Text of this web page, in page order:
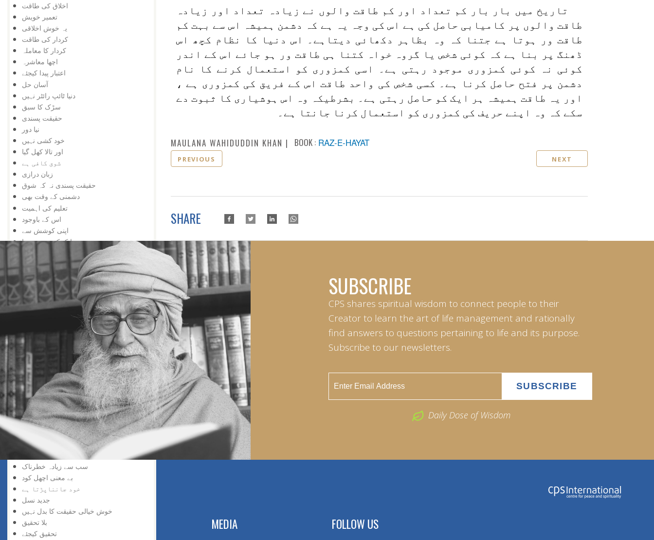
اخلاق کی طاقت
تعمیر خویش
یہ خوش اخلاقی
کردار کی طاقت
کردار کا معاملہ
اچھا معاشرہ
اعتبار پیدا کیجئے
آسان حل
دنیا ٹائپ رائٹر نہیں
سڑک کا سبق
حقیقت پسندی
نیا دور
خود کشی نہیں
اور تالا کھل گیا
شوق کافی ہے
زبان درازی
حقیقت پسندی نہ کہ شوق
دشمنی کے وقت بھی
تعلیم کی اہمیت
اس کے باوجود
اپنی کوشش سے
ایک کے بعد دوسرا
مواقع کا استعمال
ہار میں جیت
کامیابی کے لیے
کمی کی تلافی
بربادی کے بعد بھی
تم غریب نہیں ، دولت مند ہو
کمزوری نعمت ثابت ہوئی
سڑک بند ہے
افسوس نہ کیجئے
ناکامی زینہ بن گئی
سمجھ دار کون
تاریخ سازی
کوئی چیز مشکل نہیں
جواب کا صحیح طریقہ
عقل کا استعمال
لچک بھی ضروری ہے
مشتعل نہ ہو
محفوظ سفر
الٹی چھلانگ
سب سے زیادہ خطرناک
بے معنی اچھل کود
خود جانناپڑتا ہے
جدید نسل
خوش خیالی حقیقت کا بدل نہیں
بلا تحقیق
تحقیق کیجئے
تاریخ میں بار بار کم تعداد اور کم طاقت والوں نے زیادہ تعداد اور زیادہ
طاقت والوں پر کامیابی حاصل کی ہے اس کی وجہ یہ ہے کہ دشمن ہمیشہ اس سے بہت کم
طاقت ور ہوتا ہے جتنا کہ وہ بظاہر دکھائی دیتاہے۔ اس دنیا کا نظام کچھ اس
ڈھنگ پر بنا ہے کہ کوئی شخص یا گروہ خواہ کتنا ہی طاقت ور ہو جائے اس کے اندر
کوئی نہ کوئی کمزوری موجود رہتی ہے۔ اسی کمزوری کو استعمال کرنے کا نام
دشمن پر فتح حاصل کرنا ہے۔ کسی شخص کی واحد طاقت اس کے فریق کی کمزوری ہے ،
اور یہ طاقت ہمیشہ ہر ایک کو حاصل رہتی ہے۔ بشرطیکہ وہ اس ہوشیاری کا ثبوت دے
سکے کہ وہ اپنے حریف کی کمزوری کو استعمال کرنا جانتا ہے۔
MAULANA WAHIDUDDIN KHAN BOOK : RAZ-E-HAYAT
PREVIOUS NEXT
SHARE
SUBSCRIBE
CPS shares spiritual wisdom to connect people to their
Creator to learn the art of life management and rationally
find answers to questions pertaining to life and its purpose.
Subscribe to our newsletters.
Daily Dose of Wisdom
MEDIA FOLLOW US